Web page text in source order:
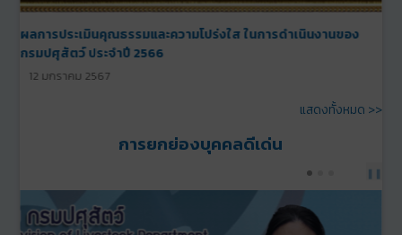
รางวัลหน่วยงานใสสะอาดประจำปี พ.ศ. 2566
12 มกราคม 2566
แสดงทั้งหมด >>
การยกย่องบุคคลดีเด่น
PREVNEXT
❚❚